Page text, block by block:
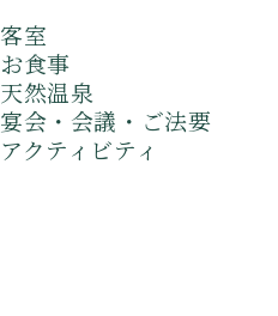
客室
お食事
天然温泉
宴会・会議・ご法要
アクティビティ